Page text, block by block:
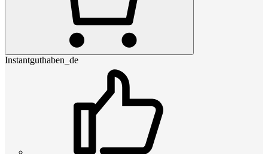
Instantguthaben_de